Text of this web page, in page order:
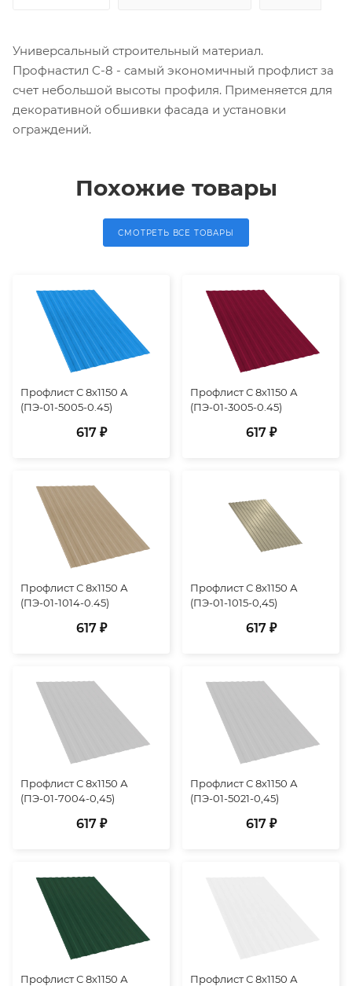
Универсальный строительный материал.
Профнастил C-8 - cамый экономичный профлист за
счет небольшой высоты профиля. Применяется для
декоративной обшивки фасада и установки
ограждений.
Похожие товары
СМОТРЕТЬ ВСЕ ТОВАРЫ
Профлист С 8х1150 А
(ПЭ-01-5005-0.45)
617 ₽
Профлист С 8х1150 А
(ПЭ-01-3005-0.45)
617 ₽
Профлист С 8х1150 А
(ПЭ-01-1014-0.45)
617 ₽
Профлист С 8х1150 А
(ПЭ-01-1015-0,45)
617 ₽
Профлист С 8х1150 А
(ПЭ-01-7004-0,45)
617 ₽
Профлист С 8х1150 А
(ПЭ-01-5021-0,45)
617 ₽
Профлист С 8х1150 А
Профлист С 8х1150 А